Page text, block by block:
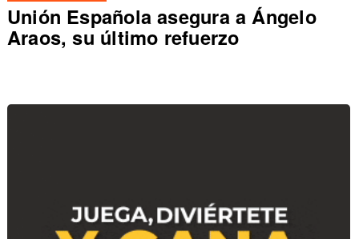
Unión Española asegura a Ángelo
Araos, su último refuerzo